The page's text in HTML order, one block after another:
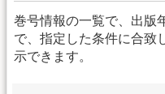
巻号情報の一覧で、出版
で、指定した条件に合致
示できます。